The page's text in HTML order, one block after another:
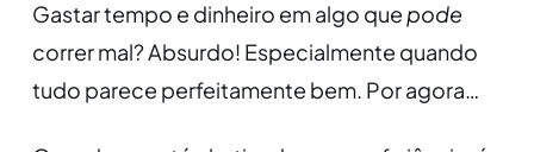
Gastar tempo e dinheiro em algo que pode
correr mal? Absurdo! Especialmente quando
tudo parece perfeitamente bem. Por agora…